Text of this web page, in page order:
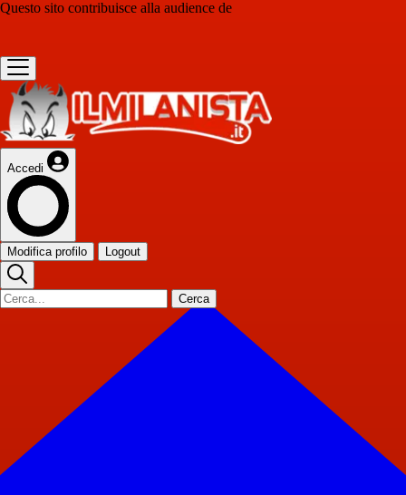
Questo sito contribuisce alla audience de
Accedi
Modifica profilo Logout
Cerca